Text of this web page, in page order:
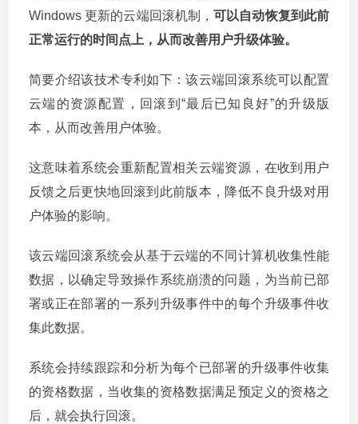
Windows 更新的云端回滚机制，可以自动恢复到此前
正常运行的时间点上，从而改善用户升级体验。
简要介绍该技术专利如下：该云端回滚系统可以配置
云端的资源配置，回滚到“最后已知良好”的升级版
本，从而改善用户体验。
这意味着系统会重新配置相关云端资源，在收到用户
反馈之后更快地回滚到此前版本，降低不良升级对用
户体验的影响。
该云端回滚系统会从基于云端的不同计算机收集性能
数据，以确定导致操作系统崩溃的问题，为当前已部
署或正在部署的一系列升级事件中的每个升级事件收
集此数据。
系统会持续跟踪和分析为每个已部署的升级事件收集
的资格数据，当收集的资格数据满足预定义的资格之
后，就会执行回滚。